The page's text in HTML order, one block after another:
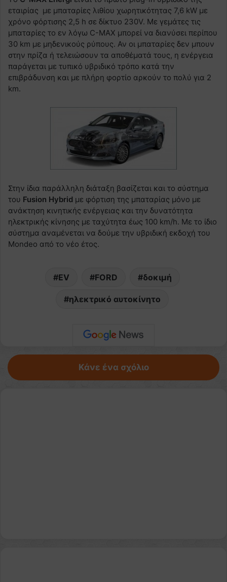
εταιρίας με μπαταρίες λιθίου χωρητικότητας 7,6 kW με
χρόνο φόρτισης 2,5 h σε δίκτυο 230V. Με γεμάτες τις
μπαταρίες το εν λόγω C-MAX μπορεί να διανύσει περίπου
30 km με μηδενικούς ρύπους. Αν οι μπαταρίες δεν μπουν
στην πρίζα ή τελειώσουν τα αποθέματά τους, η ενέργεια
παράγεται με τυπικό υβριδικό τρόπο κατά την
επιβράδυνση και με πλήρη φορτίο αρκούν το πολύ για 2
km.
Στην ίδια παράλληλη διάταξη βασίζεται και το σύστημα
του Fusion Hybrid με φόρτιση της μπαταρίας μόνο με
ανάκτηση κινητικής ενέργειας και την δυνατότητα
ηλεκτρικής κίνησης με ταχύτητα έως 100 km/h. Με το ίδιο
σύστημα αναμένεται να δούμε την υβριδική εκδοχή του
Mondeo από το νέο έτος.
EV FORD δοκιμή
ηλεκτρικό αυτοκίνητο
Κάνε ένα σχόλιο